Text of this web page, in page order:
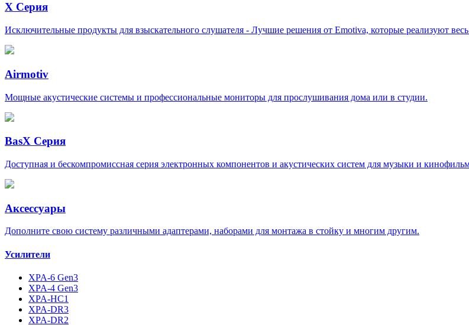
X Серия
Исключительные продукты для взыскательного слушателя - Лучшие решения от Emotiva, которые реализуют
Airmotiv
Мощные акустические системы и профессиональные мониторы для прослушивания дома или в студии.
BasX Серия
Доступная и бескомпромиссная серия электронных компонентов и акустических систем для музыки и
Аксессуары
Дополните свою систему различными адаптерами, наборами для монтажа в стойку и многим другим.
Усилители
XPA-6 Gen3
XPA-4 Gen3
XPA-HC1
XPA-DR3
XPA-DR2